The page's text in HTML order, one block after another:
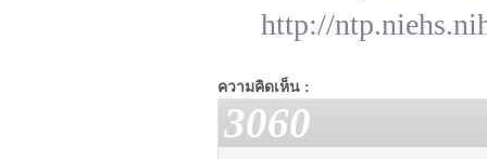
http://
ความคิดเห็น :
3060